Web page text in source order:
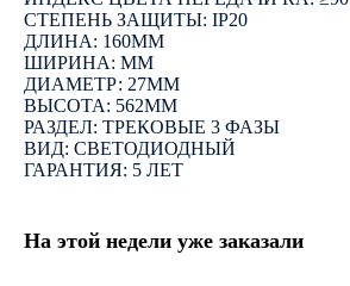
СТЕПЕНЬ ЗАЩИТЫ: IP20
ДЛИНА: 160ММ
ШИРИНА: ММ
ДИАМЕТР: 27ММ
ВЫСОТА: 562ММ
РАЗДЕЛ: ТРЕКОВЫЕ 3 ФАЗЫ
ВИД: СВЕТОДИОДНЫЙ
ГАРАНТИЯ: 5 ЛЕТ
На этой недели уже заказали